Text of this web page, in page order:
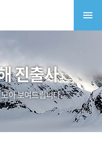
진출사
아 보여드립니다.